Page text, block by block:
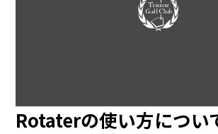
Rotaterの使い方につい